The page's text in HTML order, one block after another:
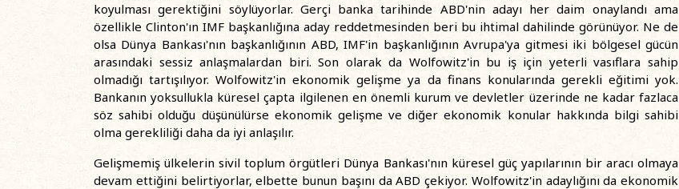
koyulması gerektiğini söylüyorlar. Gerçi banka tarihinde ABD'nin adayı her daim onaylandı ama
özellikle Clinton'ın IMF başkanlığına aday reddetmesinden beri bu ihtimal dahilinde görünüyor. Ne de
olsa Dünya Bankası'nın başkanlığının ABD, IMF'in başkanlığının Avrupa'ya gitmesi iki bölgesel gücün
arasındaki sessiz anlaşmalardan biri. Son olarak da Wolfowitz'in bu iş için yeterli vasıflara sahip
olmadığı tartışılıyor. Wolfowitz'in ekonomik gelişme ya da finans konularında gerekli eğitimi yok.
Bankanın yoksullukla küresel çapta ilgilenen en önemli kurum ve devletler üzerinde ne kadar fazlaca
söz sahibi olduğu düşünülürse ekonomik gelişme ve diğer ekonomik konular hakkında bilgi sahibi
olma gerekliliği daha da iyi anlaşılır.
Gelişmemiş ülkelerin sivil toplum örgütleri Dünya Bankası'nın küresel güç yapılarının bir aracı olmaya
devam ettiğini belirtiyorlar, elbette bunun başını da ABD çekiyor. Wolfowitz'in adaylığını da ekonomik